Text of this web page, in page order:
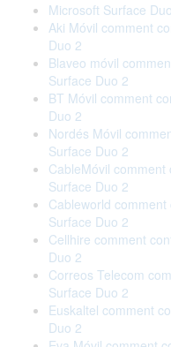
Microsoft Surface
Aki Móvil comment
Duo 2
Blaveo móvil
Surface Duo 2
BT Móvil comment
Duo 2
Nordés Móvil
Surface Duo 2
CableMóvil
Surface Duo 2
Cableworld
Surface Duo 2
Cellhire comment
Duo 2
Correos Telecom
Surface Duo 2
Euskaltel comment
Duo 2